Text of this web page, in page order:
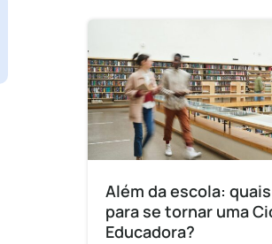
Além da escola:
para se tornar uma
Educadora?